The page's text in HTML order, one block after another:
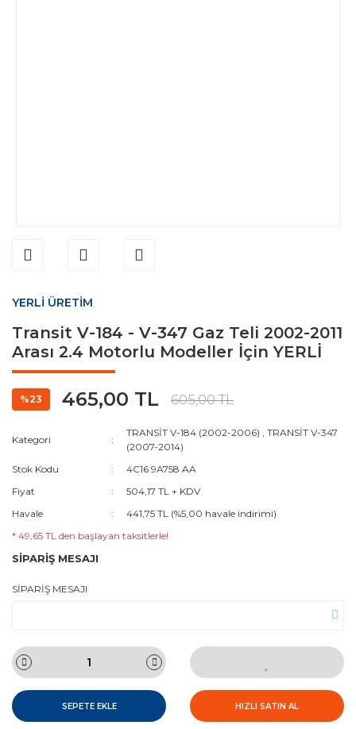
YERLİ ÜRETİM
Transit V-184 - V-347 Gaz Teli 2002-2011
Arası 2.4 Motorlu Modeller İçin YERLİ
%23 465,00 TL 605,00 TL
Kategori
TRANSİT V-184 (2002-2006) ,TRANSİT V-347
(2007-2014)
Stok Kodu
4C16 9A758 AA
Fiyat
504,17 TL + KDV
Havale
441,75 TL (%5,00 havale indirimi)
* 49,65 TL den başlayan taksitlerle!
SİPARİŞ MESAJI
SİPARİŞ MESAJI
SEPETE EKLE HIZLI SATIN AL